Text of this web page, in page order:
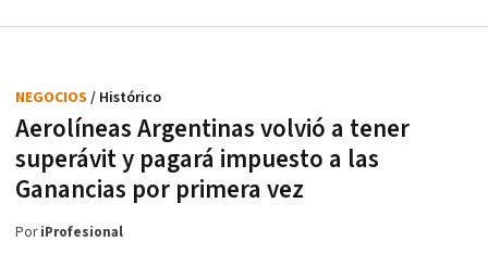
Aerolíneas Argentinas volvió a tener
superávit y pagará impuesto a las
Ganancias por primera vez
NEGOCIOS / Histórico
PoriProfesional